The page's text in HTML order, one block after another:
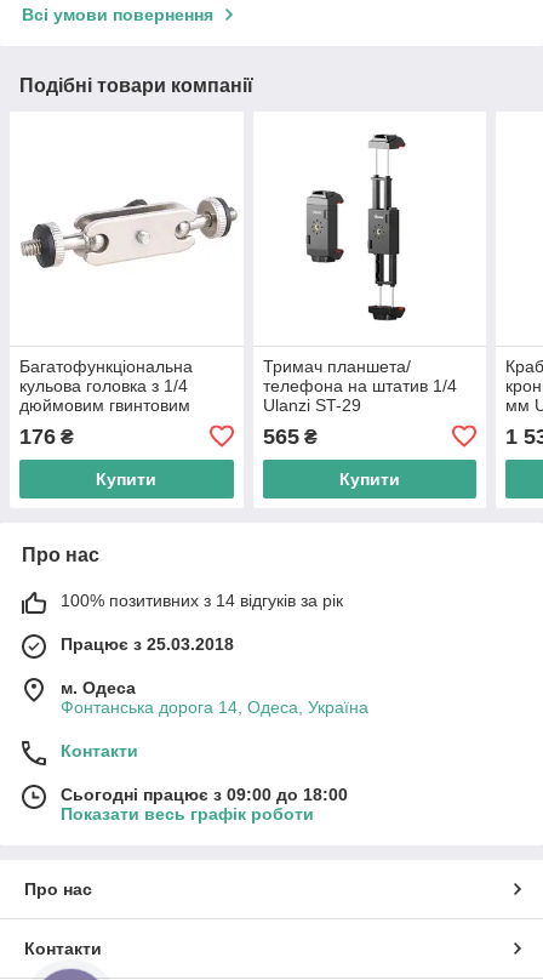
Всі умови повернення
Подібні товари компанії
Багатофункціональна
кульова головка з 1/4
дюймовим гвинтовим
176 ₴
Купити
Тримач планшета/
телефона на штатив 1/4
Ulanzi ST-29
565₴
Купити
мм
1
Про нас
100% позитивних з 14 відгуків за рік
Працює з 25.03.2018
м. Одеса
Фонтанська дорога 14, Одеса, Україна
Контакти
Сьогодні працює з 09:00 до 18:00
Показати весь графік роботи
Про нас
Контакти